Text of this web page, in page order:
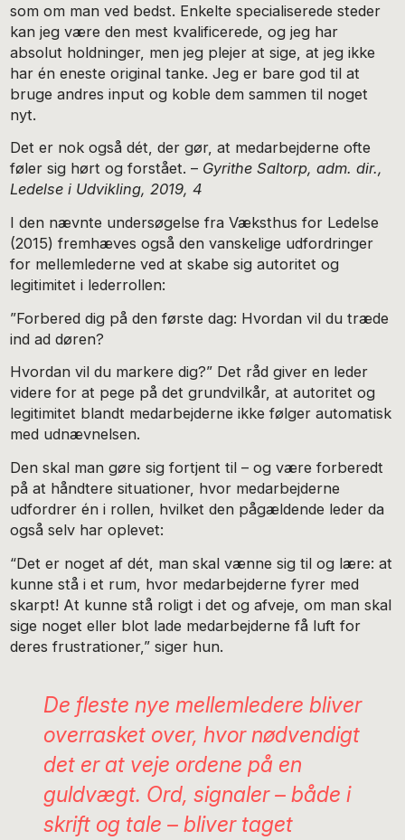
som om man ved bedst. Enkelte specialiserede steder
kan jeg være den mest kvalificerede, og jeg har
absolut holdninger, men jeg plejer at sige, at jeg ikke
har én eneste original tanke. Jeg er bare god til at
bruge andres input og koble dem sammen til noget
nyt.
Det er nok også dét, der gør, at medarbejderne ofte
føler sig hørt og forstået. – Gyrithe Saltorp, adm. dir.,
Ledelse i Udvikling, 2019, 4
I den nævnte undersøgelse fra Væksthus for Ledelse
(2015) fremhæves også den vanskelige udfordringer
for mellemlederne ved at skabe sig autoritet og
legitimitet i lederrollen:
”Forbered dig på den første dag: Hvordan vil du træde
ind ad døren?
Hvordan vil du markere dig?” Det råd giver en leder
videre for at pege på det grundvilkår, at autoritet og
legitimitet blandt medarbejderne ikke følger automatisk
med udnævnelsen.
Den skal man gøre sig fortjent til – og være forberedt
på at håndtere situationer, hvor medarbejderne
udfordrer én i rollen, hvilket den pågældende leder da
også selv har oplevet:
“Det er noget af dét, man skal vænne sig til og lære: at
kunne stå i et rum, hvor medarbejderne fyrer med
skarpt! At kunne stå roligt i det og afveje, om man skal
sige noget eller blot lade medarbejderne få luft for
deres frustrationer,” siger hun.
De fleste nye mellemledere bliver
overrasket over, hvor nødvendigt
det er at veje ordene på en
guldvægt. Ord, signaler – både i
skrift og tale – bliver taget